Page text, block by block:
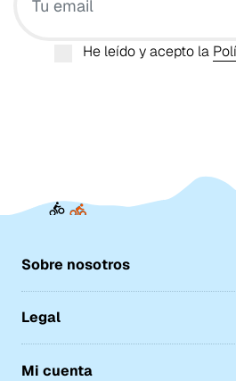
He leído y acepto la
Sobre nosotros
Legal
Mi cuenta